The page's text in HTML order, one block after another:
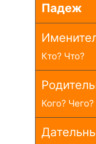
Падеж
Кто? Что?
Кого? Чего?